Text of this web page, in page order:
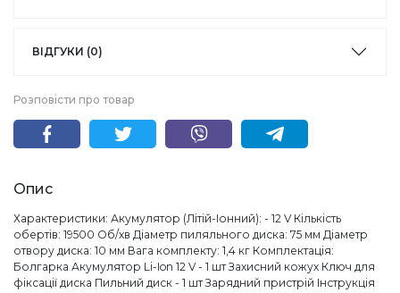
ВІДГУКИ (0)
Розповісти про товар
Опис
Характеристики: Акумулятор (Літій-Іонний): - 12 V Кількість
обертів: 19500 Об/хв Діаметр пиляльного диска: 75 мм Діаметр
отвору диска: 10 мм Вага комплекту: 1,4 кг Комплектація:
Болгарка Акумулятор Li-Ion 12 V - 1 шт Захисний кожух Ключ для
фіксації диска Пильний диск - 1 шт Зарядний пристрій Інструкція